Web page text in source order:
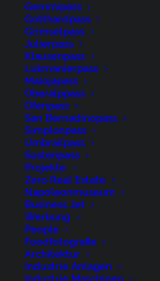
Gemmipass
Gotthardpass
Grimselpass
Julierpass
Klausenpass
Lukmanierpass
Malojapass
Oberalppass
Ofenpass
San Bernadinopass
Simplonpass
Umbrailpass
Sustenpass
Projekte
Zero Real Estate
Napoleonmuseum
Business Jet
Werbung
People
Foodfotografie
Architektur
Industrie Anlagen
René Niederer Fotografie
Nürigstrasse 4
CH 9107 Urnäsch
Switzerland
Phone: +41 79 262 46 52
niederer@artwiese.ch